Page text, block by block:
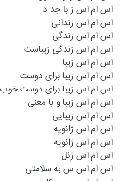
اس ام اس ز با جد د
اس ام اس زندانی
اس ام اس زندگی
اس ام اس زندگی زیباست
اس ام اس زیبا
اس ام اس زیبا برای دوست
اس ام اس زیبا برای دوست خوب
اس ام اس زیبا و با معنی
اس ام اس زیبایی
اس ام اس ژانويه
اس ام اس ژانویه
اس ام اس ژنل
اس ام اس س به سلامتی